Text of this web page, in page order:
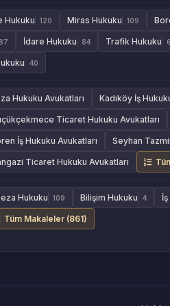
Hukuku 120 Miras Hukuku 109
87 İdare Hukuku 84 Trafik Hukuku
40
Hukuku Avukatları Kadıköy İş
Ticaret Hukuku Avukatları
İş Hukuku Avukatları Seyhan
Ticaret Hukuku Avukatları
Hukuku 109 Bilişim Hukuku 4
Tüm Makaleler (861)